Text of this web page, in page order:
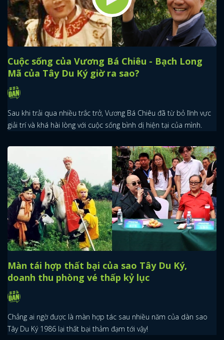
Cuộc sống của Vương Bá Chiêu - Bạch Long
Mã của Tây Du Ký giờ ra sao?
Sau khi trải qua nhiều trắc trở, Vương Bá Chiêu đã từ bỏ lĩnh vực
giải trí và khá hài lòng với cuộc sống bình dị hiện tại của mình.
Màn tái hợp thất bại của sao Tây Du Ký,
doanh thu phòng vé thấp kỷ lục
Chẳng ai ngờ được là màn hợp tác sau nhiều năm của dàn sao
Tây Du Ký 1986 lại thất bại thảm đạm tới vậy!